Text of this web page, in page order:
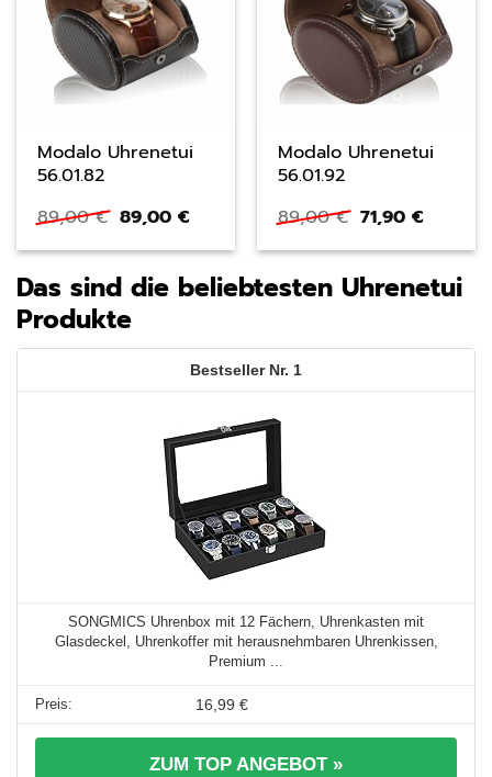
Modalo Uhrenetui
56.01.82
89,00€ Ursprünglicher
Preis
war:
89,00€Aktueller
ist:
Modalo Uhrenetui
56.01.92
89,00€ Ursprünglicher
Preis
war:
71,90€
ist:
Das sind die beliebtesten Uhrenetui
Produkte
1
SONGMICS Uhrenbox mit 12 Fächern, Uhrenkasten mit
Glasdeckel, Uhrenkoffer mit herausnehmbaren Uhrenkissen,
Premium ...
16,99 €
ZUM TOP ANGEBOT »